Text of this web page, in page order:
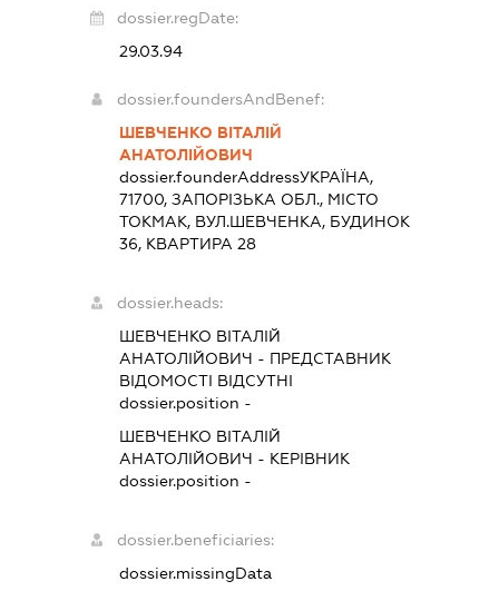
dossier.regDate:
29.03.94
dossier.foundersAndBenef:
ШЕВЧЕНКО ВІТАЛІЙ
АНАТОЛІЙОВИЧ
dossier.founderAddressУКРАЇНА,
71700, ЗАПОРІЗЬКА ОБЛ., МІСТО
ТОКМАК, ВУЛ.ШЕВЧЕНКА, БУДИНОК
36, КВАРТИРА 28
dossier.heads:
ШЕВЧЕНКО ВІТАЛІЙ
АНАТОЛІЙОВИЧ - ПРЕДСТАВНИК
ВІДОМОСТІ ВІДСУТНІ
dossier.position -
ШЕВЧЕНКО ВІТАЛІЙ
АНАТОЛІЙОВИЧ - КЕРІВНИК
dossier.position -
dossier.beneficiaries:
dossier.missingData